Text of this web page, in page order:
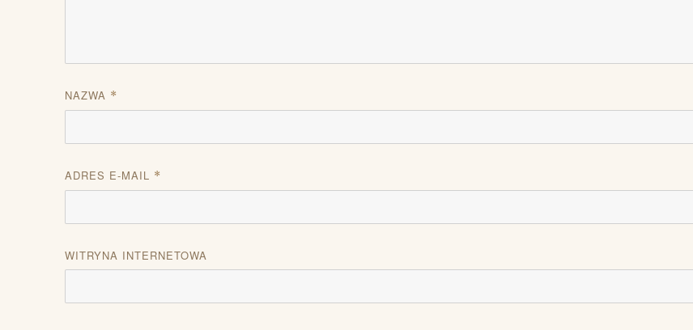
NAZWA *
ADRES E-MAIL *
WITRYNA INTERNETOWA